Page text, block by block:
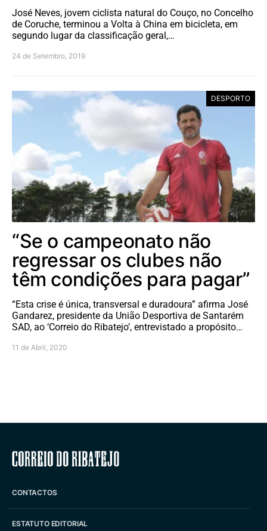
José Neves, jovem ciclista natural do Couço, no Concelho
de Coruche, terminou a Volta à China em bicicleta, em
segundo lugar da classificação geral,…
24 de Setembro, 2019
DESPORTO
“Se o campeonato não
regressar os clubes não
têm condições para pagar”
“Esta crise é única, transversal e duradoura” afirma José
Gandarez, presidente da União Desportiva de Santarém
SAD, ao ‘Correio do Ribatejo’, entrevistado a propósito…
11 de Abril, 2020
Correio do Ribatejo
CONTACTOS
ESTATUTO EDITORIAL